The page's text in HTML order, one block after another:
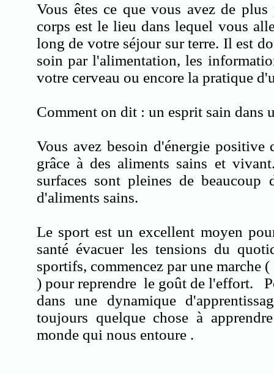
Vous êtes ce que vous avez de
corps est le lieu dans lequel vous
long de votre séjour sur terre. Il est
soin par l'alimentation, les
votre cerveau ou encore la pratique
Comment on dit : un esprit sain
Vous avez besoin d'énergie positive
grâce à des aliments sains et
surfaces sont pleines de beaucoup
d'aliments sains.
Le sport est un excellent moyen
santé évacuer les tensions du
sportifs, commencez par une marche
) pour reprendre le goût de l'effort.
dans une dynamique
toujours quelque chose à
monde qui nous entoure .